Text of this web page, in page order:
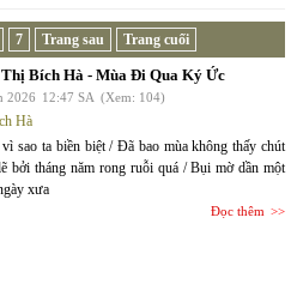
7 Trang sau Trang cuối
Bích Hà - Mùa Đi Qua Ký Ức
2026 12:47 SA (Xem: 104)
Hà
sao ta biền biệt / Đã bao mùa không thấy chút
bởi tháng năm rong ruỗi quá / Bụi mờ dần một
xưa
Đọc thêm